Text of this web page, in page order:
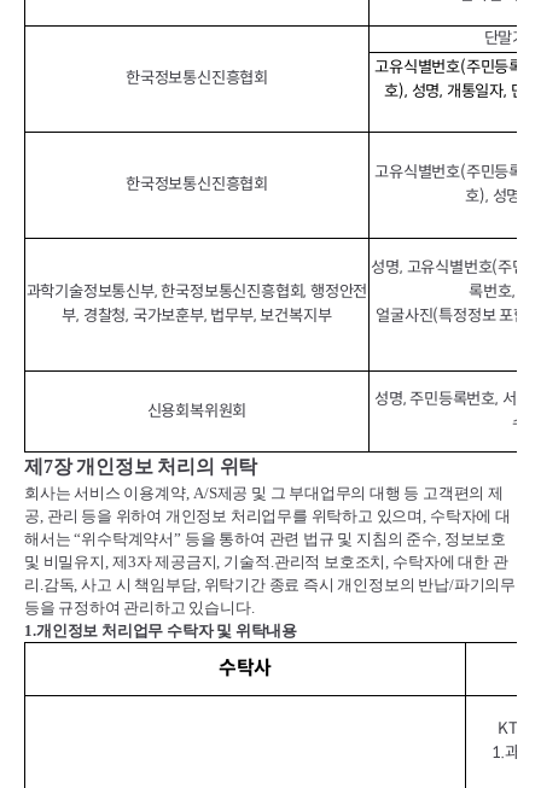
한국정보통신진흥협회
단말기
고유식별번호(주민등록
호), 성명, 개통일자, 단
한국정보통신진흥협회
고유식별번호(주민등록
호), 성명,
과학기술정보통신부, 한국정보통신진흥협회, 행정안전
부, 경찰청, 국가보훈부, 법무부, 보건복지부
성명, 고유식별번호(주민
록번호, 운
얼굴사진(특정정보 포함)
신용회복위원회
성명, 주민등록번호, 서비
수
제 7장 개인정보 처리의 위탁
회사는 서비스 이용계약, A/S제공 및 그 부대업무의 대행 등 고객편의 제
공, 관리 등을 위하여 개인정보 처리업무를 위탁하고 있으며, 수탁자에 대
해서는“위수탁계약서” 등을 통하여 관련 법규 및 지침의 준수, 정보보호
및 비밀유지, 제3자 제공금지, 기술적 .관리적 보호조치, 수탁자에 대한 관
리 .감독,사고 시 책임부담, 위탁기간 종료 즉시 개인정보의 반납/파기의무
등을 규정하여 관리하고 있습니다.
1.개인정보 처리업무 수탁자 및 위탁내용
수탁사
KT이
1.과금